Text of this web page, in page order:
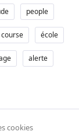
people
course école
alerte
cookies